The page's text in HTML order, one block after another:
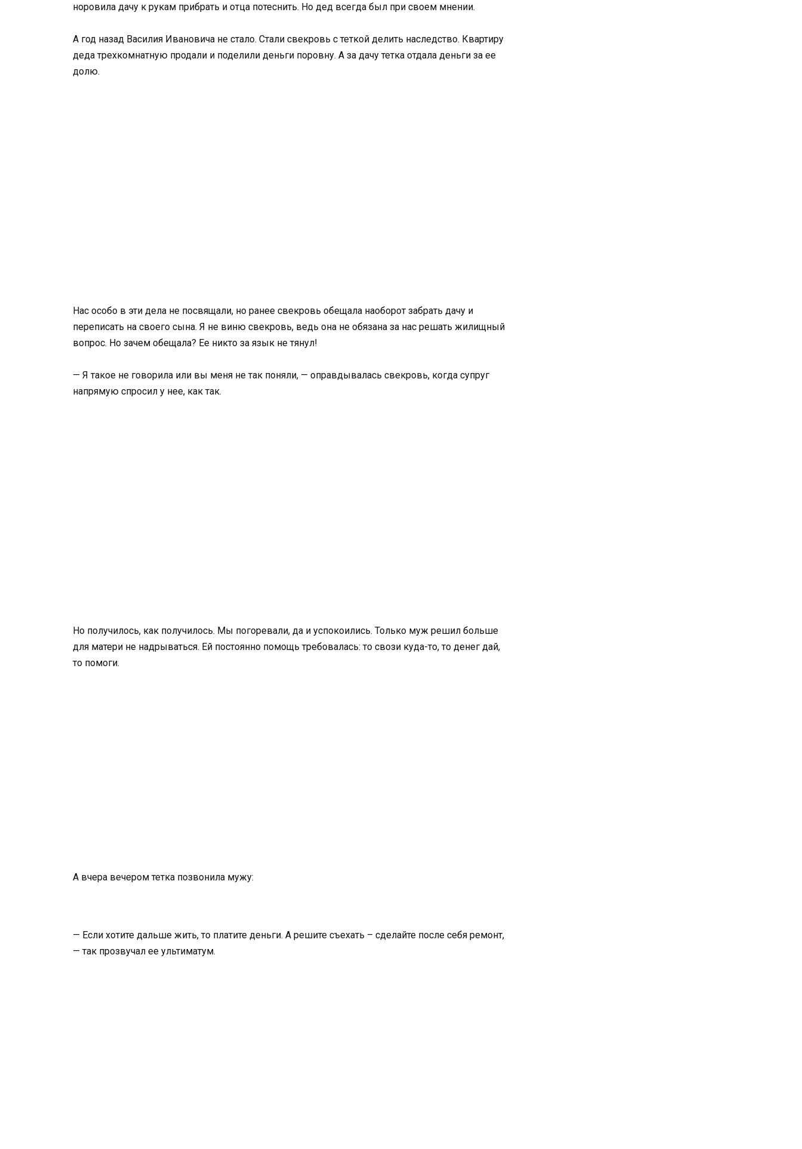
норовила дачу к рукам прибрать и отца потеснить. Но дед всегда был при своем мнении.
А год назад Василия Ивановича не стало. Стали свекровь с теткой делить наследство. Квартиру
деда трехкомнатную продали и поделили деньги поровну. А за дачу тетка отдала деньги за ее
долю.
Нас особо в эти дела не посвящали, но ранее свекровь обещала наоборот забрать дачу и
переписать на своего сына. Я не виню свекровь, ведь она не обязана за нас решать жилищный
вопрос. Но зачем обещала? Ее никто за язык не тянул!
— Я такое не говорила или вы меня не так поняли, — оправдывалась свекровь, когда супруг
напрямую спросил у нее, как так.
Но получилось, как получилось. Мы погоревали, да и успокоились. Только муж решил больше
для матери не надрываться. Ей постоянно помощь требовалась: то свози куда-то, то денег дай,
то помоги.
А вчера вечером тетка позвонила мужу:
— Если хотите дальше жить, то платите деньги. А решите съехать – сделайте после себя ремонт,
— так прозвучал ее ультиматум.